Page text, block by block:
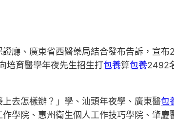
廳、廣東省西醫藥局結合發布告訴，宣布
培育醫學年夜先生招生打包養算包養2492
去怎樣辦？」學、汕頭年夜學、廣東醫包
學院、惠州衛生個人工作技巧學院、肇